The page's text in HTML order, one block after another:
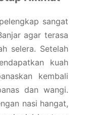
sangat
agar terasa
selera. Setelah
kuah
kembali
dan wangi.
nasi hangat,